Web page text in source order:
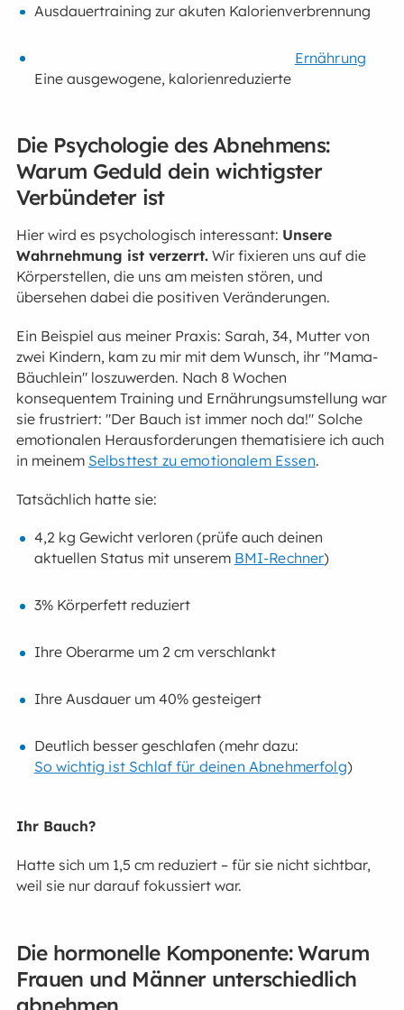
Ausdauertraining zur akuten Kalorienverbrennung
Eine ausgewogene, kalorienreduzierte
Ernährung
Die Psychologie des Abnehmens:
Warum Geduld dein wichtigster
Verbündeter ist
Hier wird es psychologisch interessant: Unsere
Wahrnehmung ist verzerrt.Wir fixieren uns auf die
Körperstellen, die uns am meisten stören, und
übersehen dabei die positiven Veränderungen.
Ein Beispiel aus meiner Praxis: Sarah, 34, Mutter von
zwei Kindern, kam zu mir mit dem Wunsch, ihr "Mama-
Bäuchlein" loszuwerden. Nach 8 Wochen
konsequentem Training und Ernährungsumstellung war
sie frustriert: "Der Bauch ist immer noch da!" Solche
emotionalen Herausforderungen thematisiere ich auch
in meinem Selbsttest zu emotionalem Essen.
Tatsächlich hatte sie:
4,2 kg Gewicht verloren (prüfe auch deinen
aktuellen Status mit unserem BMI-Rechner)
3% Körperfett reduziert
Ihre Oberarme um 2 cm verschlankt
Ihre Ausdauer um 40% gesteigert
Deutlich besser geschlafen (mehr dazu:
So wichtig ist Schlaf für deinen Abnehmerfolg)
Ihr Bauch?
Hatte sich um 1,5 cm reduziert – für sie nicht sichtbar,
weil sie nur darauf fokussiert war.
Die hormonelle Komponente: Warum
Frauen und Männer unterschiedlich
abnehmen